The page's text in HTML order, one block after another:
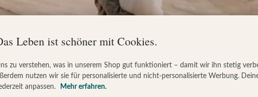
diesen 7 Posen
Leben ist schöner mit Cookies.
zu verstehen, was in unserem Shop gut funktioniert – damit wir ihn stetig
nutzen wir sie für personalisierte und nicht-personalisierte Werbung.
anpassen.
Mehr erfahren.